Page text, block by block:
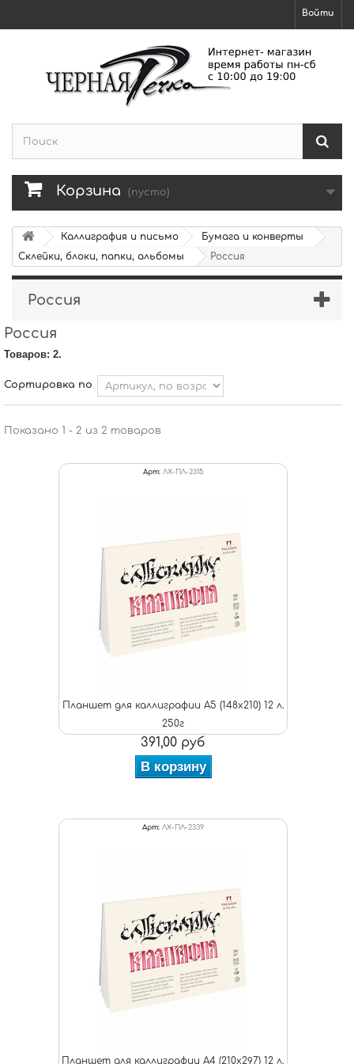
Войти
Корзина (пусто)
Каллиграфия и письмо
Бумага и конверты
Склейки, блоки, папки, альбомы
Россия
Россия
Россия
Товаров: 2.
Сортировка по
Показано 1 - 2 из 2 товаров
Арт: ЛХ-ПЛ-2315
Планшет для каллиграфии А5 (148х210) 12 л.
250г
391,00 руб
В корзину
Арт: ЛХ-ПЛ-2339
Планшет для каллиграфии А4 (210х297) 12 л.